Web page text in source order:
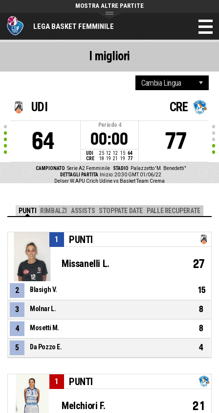
LEGA BASKET FEMMINILE
MOSTRA ALTRE PARTITE
UDI
64
Periodo 4
00:00
UDI 25 12 12 15 64
CRE
18 19 21 19 77
CRE
77
CAMPIONATO Serie A2 Femminile STADIO Palazzetto 'M. Benedetti"
DETTAGLI PARTITA
Inizio: 20:30 GMT 01/06/22
Delser W.APU Crich Udine vs Basket Team Crema
I migliori
PUNTI RIMBALZI ASSISTS STOPPATE DATE PALLE RECUPERATE
PUNTI
1
Missanelli L. 27
2 Blasigh V. 15
3 Molnar L. 8
4 Mosetti M. 8
5 Da Pozzo E. 4
PUNTI
1
Melchiori F. 21